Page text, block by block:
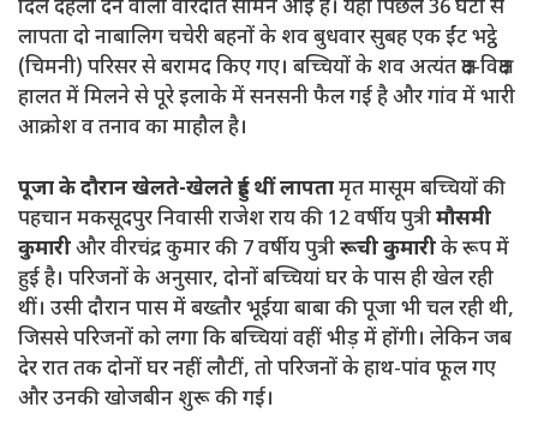
दिल दहला देने वाली वारदात सामने आई है। यहाँ पिछले 36 घंटों से
लापता दो नाबालिग चचेरी बहनों के शव बुधवार सुबह एक ईंट भट्ठे
(चिमनी) परिसर से बरामद किए गए। बच्चियों के शव अत्यंत क्षत-विक्षत
हालत में मिलने से पूरे इलाके में सनसनी फैल गई है और गांव में भारी
आक्रोश व तनाव का माहौल है।
पूजा के दौरान खेलते-खेलते हुई थीं लापतामृत मासूम बच्चियों की
पहचान मकसूदपुर निवासी राजेश राय की 12 वर्षीय पुत्रीमौसमी
कुमारीऔर वीरचंद्र कुमार की 7 वर्षीय पुत्रीरूची कुमारीके रूप में
हुई है। परिजनों के अनुसार, दोनों बच्चियां घर के पास ही खेल रही
थीं। उसी दौरान पास में बख्तौर भूईया बाबा की पूजा भी चल रही थी,
जिससे परिजनों को लगा कि बच्चियां वहीं भीड़ में होंगी। लेकिन जब
देर रात तक दोनों घर नहीं लौटीं, तो परिजनों के हाथ-पांव फूल गए
और उनकी खोजबीन शुरू की गई।